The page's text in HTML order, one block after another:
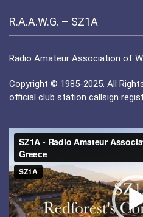
R.A.A.W.G. – SZ1A
Radio Amateur Association of
Copyright © 1985-2025. All
official club station callsign
Πρόγραμμα
Αναπαραγωγής
Βίντεο